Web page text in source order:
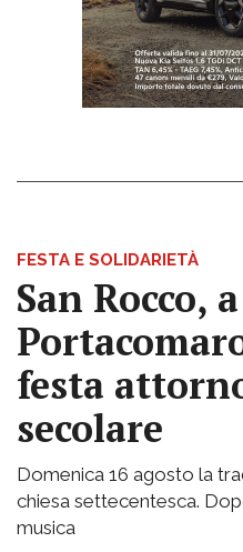
FESTA E SOLIDARIETÀ
San Rocco, a
festa
secolare
Domenica 16 agosto la
chiesa settecentesca.
musica